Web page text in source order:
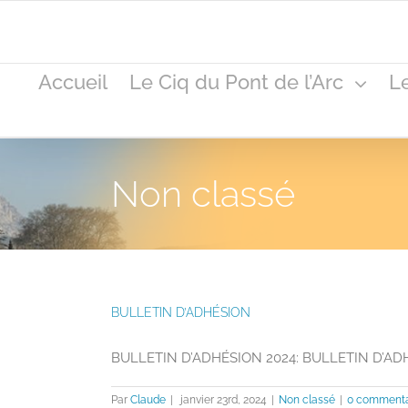
Accueil Le Ciq du Pont de l’Arc
Non classé
BULLETIN D’ADHÉSION
BULLETIN D’ADHÉSION 2024: BULLETIN
Par Claude janvier 23rd, 2024 Non classé 0